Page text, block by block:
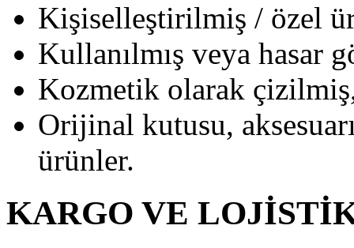
Kişiselleştirilmiş / özel
Kullanılmış veya hasar
Kozmetik olarak
Orijinal kutusu,
ürünler.
KARGO VE